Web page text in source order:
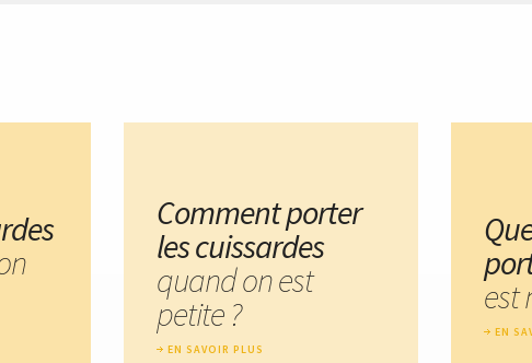
Comment porter
les cuissardes
quand on est
petite ?
EN SAVOIR PLUS
est
EN